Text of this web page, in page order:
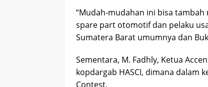
“Mudah-mudahan ini bisa
spare part otomotif dan pelaku
Sumatera Barat umumnya dan
Sementara, M. Fadhly, Ketua
kopdargab HASCI, dimana dalam
Contest.